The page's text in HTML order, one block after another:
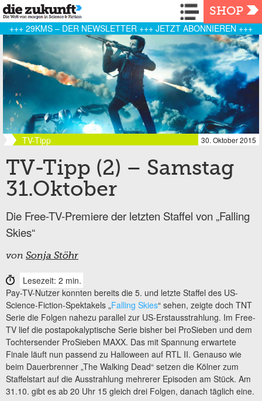
Navigation
SHOP
+++ 29KMS – DER NEWSLETTER +++ JETZT ABONNIEREN +++
TV-Tipp 30. Oktober 2015
TV-Tipp (2) – Samstag
31.Oktober
Die Free-TV-Premiere der letzten Staffel von „Falling
Skies“
von Sonja Stöhr
Lesezeit: 2 min.
Pay-TV-Nutzer konnten bereits die 5. und letzte Staffel des US-
Science-Fiction-Spektakels „Falling Skies“ sehen, zeigte doch TNT
Serie die Folgen nahezu parallel zur US-Erstausstrahlung. Im Free-
TV lief die postapokalyptische Serie bisher bei ProSieben und dem
Tochtersender ProSieben MAXX. Das mit Spannung erwartete
Finale läuft nun passend zu Halloween auf RTL II. Genauso wie
beim Dauerbrenner „The Walking Dead“ setzen die Kölner zum
Staffelstart auf die Ausstrahlung mehrerer Episoden am Stück. Am
31.10. gibt es ab 20 Uhr 15 gleich drei Folgen, danach täglich eine.